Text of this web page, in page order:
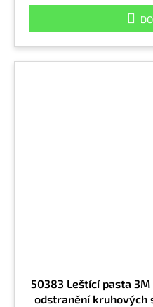
50383 Leštící pasta
odstranění kruhových